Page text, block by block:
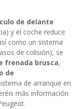
de delante
y el coche reduce
como un sistema
de colisión), se
frenada brusca,
de
de arranque en
más información
.